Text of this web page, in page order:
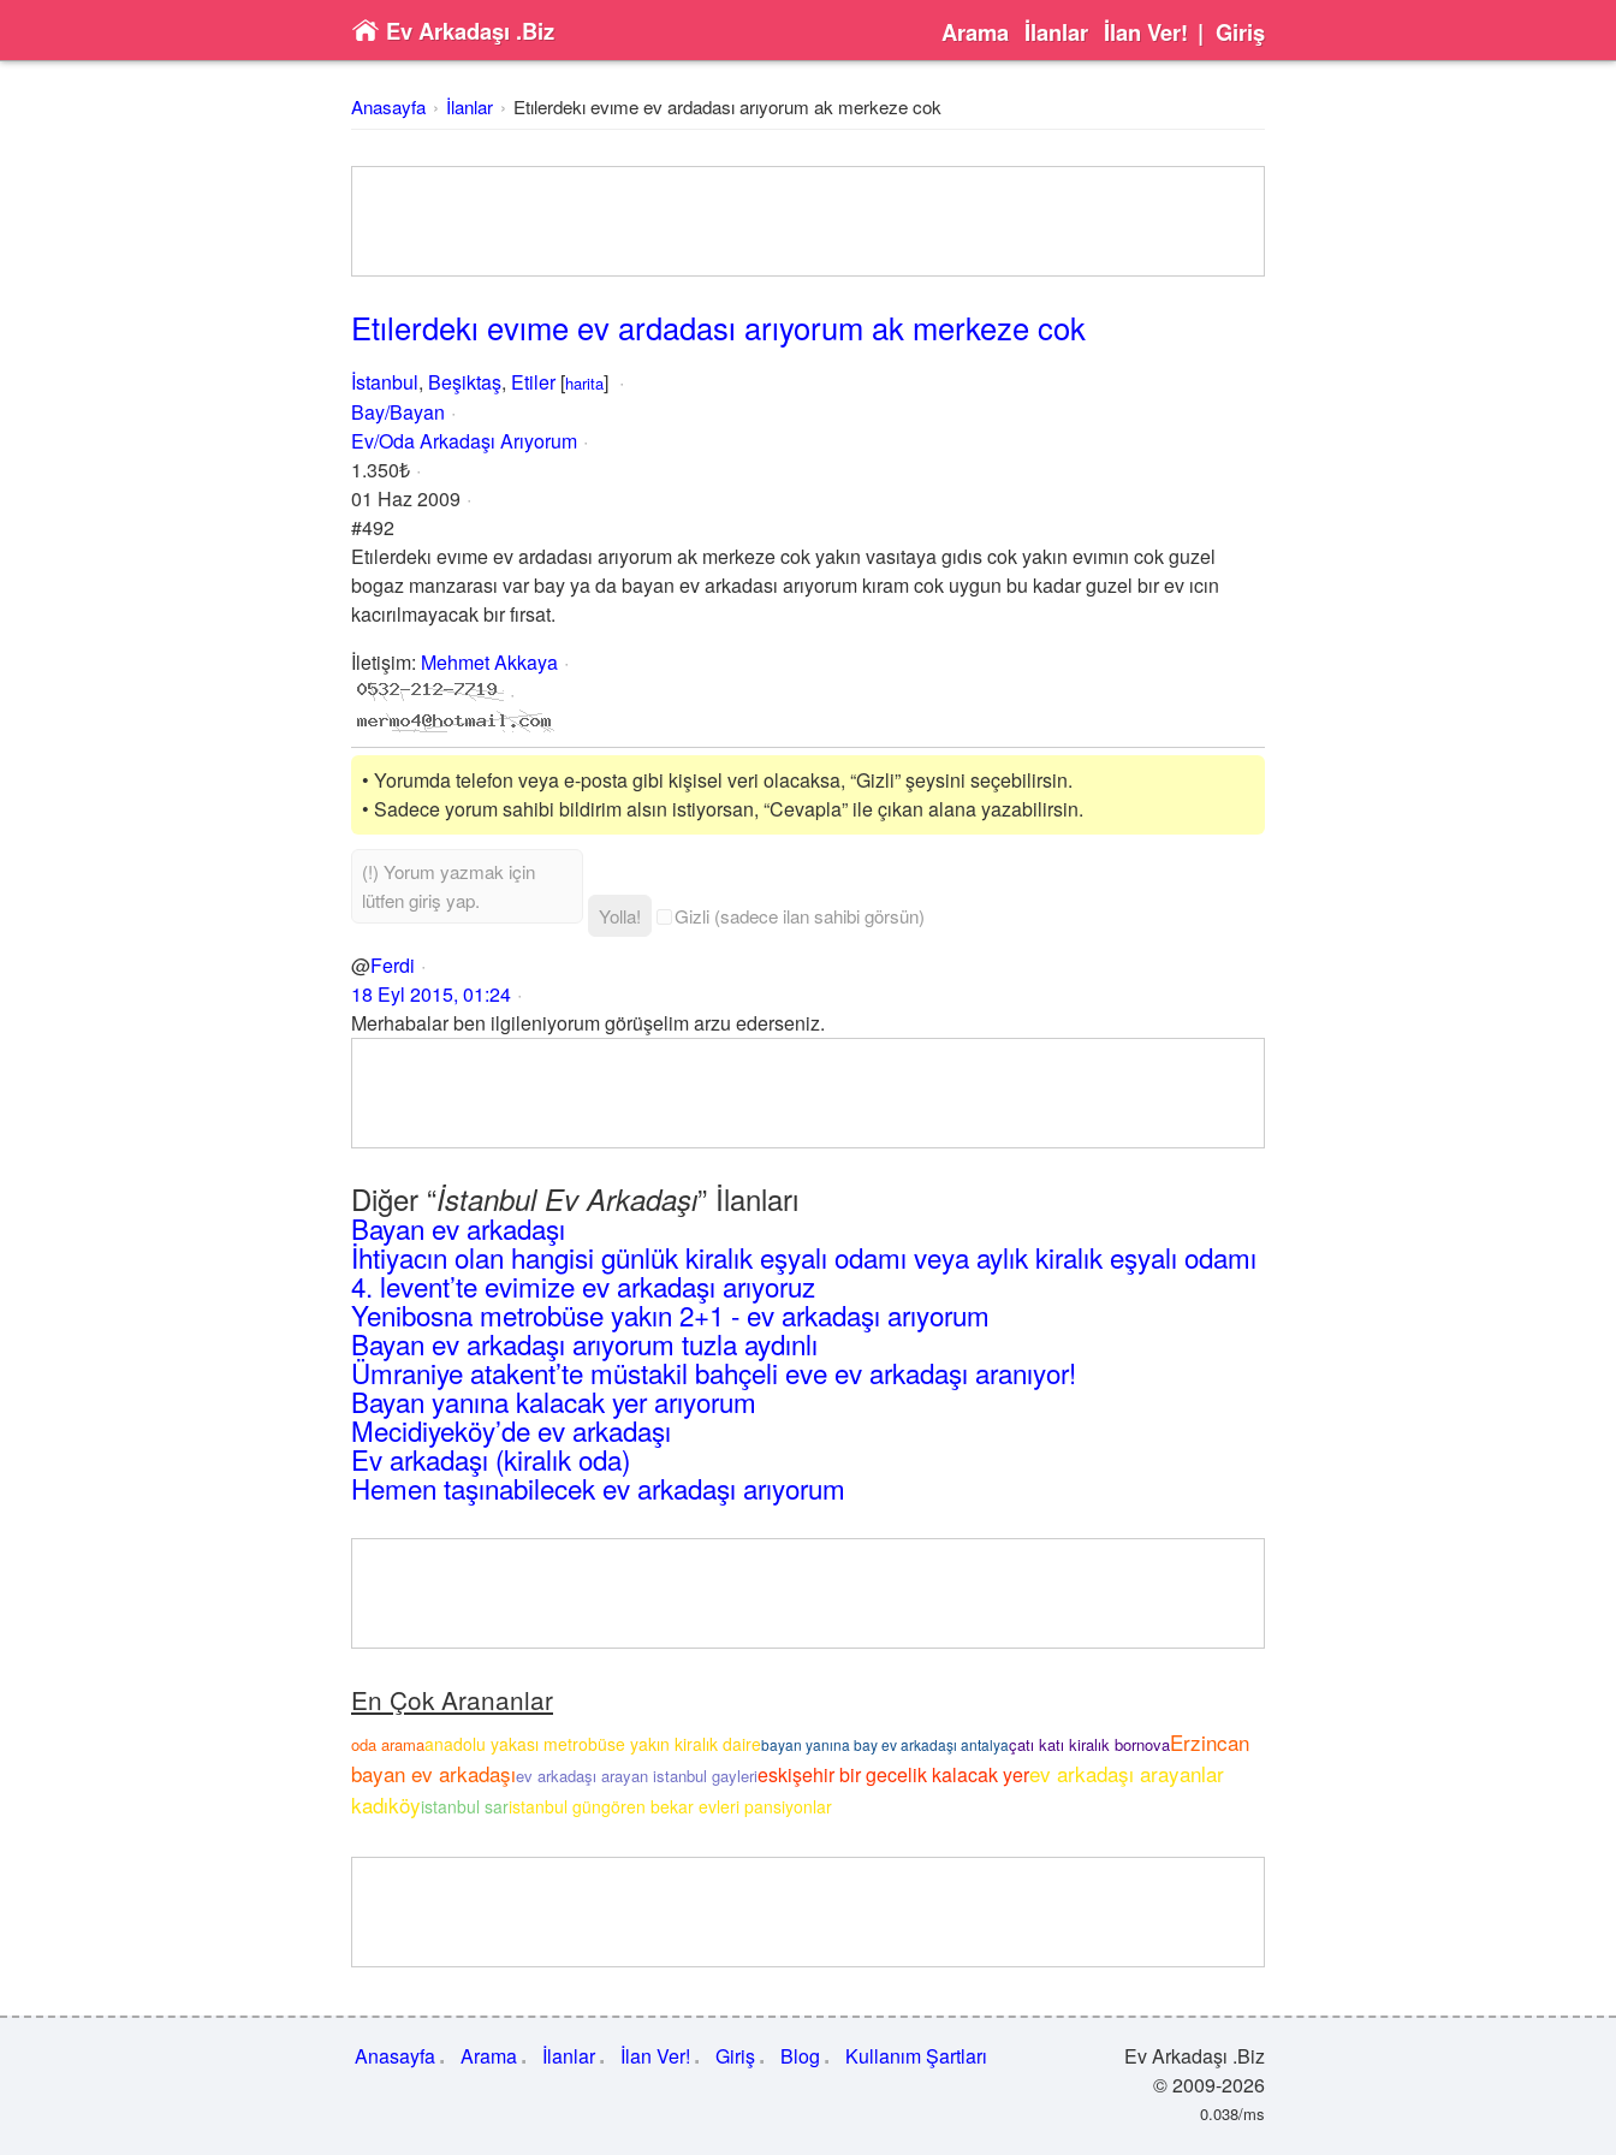
Ev Arkadaşı .Biz Arama İlanlar İlan Ver! | Giriş
Anasayfa İlanlar Etılerdekı evıme ev ardadası arıyorum ak merkeze cok
Etılerdekı evıme ev ardadası arıyorum ak merkeze cok
İstanbul, Beşiktaş, Etiler[harita]
Bay/Bayan
Ev/Oda Arkadaşı Arıyorum
1.350₺
01 Haz 2009
#492
Etılerdekı evıme ev ardadası arıyorum ak merkeze cok yakın vasıtaya gıdıs cok yakın evımın cok guzel
bogaz manzarası var bay ya da bayan ev arkadası arıyorum kıram cok uygun bu kadar guzel bır ev ıcın
kacırılmayacak bır fırsat.
İletişim: Mehmet Akkaya
• Yorumda telefon veya e-posta gibi kişisel veri olacaksa, “Gizli” şeysini seçebilirsin.
• Sadece yorum sahibi bildirim alsın istiyorsan, “Cevapla” ile çıkan alana yazabilirsin.
Yolla! Gizli (sadece ilan sahibi görsün)
@Ferdi
18 Eyl 2015, 01:24
Merhabalar ben ilgileniyorum görüşelim arzu ederseniz.
Diğer “İstanbul Ev Arkadaşı” İlanları
Bayan ev arkadaşı
İhtiyacın olan hangisi günlük kiralık eşyalı odamı veya aylık kiralık eşyalı odamı
4. levent’te evimize ev arkadaşı arıyoruz
Yenibosna metrobüse yakın 2+1 - ev arkadaşı arıyorum
Bayan ev arkadaşı arıyorum tuzla aydınlı
Ümraniye atakent’te müstakil bahçeli eve ev arkadaşı aranıyor!
Bayan yanına kalacak yer arıyorum
Mecidiyeköy’de ev arkadaşı
Ev arkadaşı (kiralık oda)
Hemen taşınabilecek ev arkadaşı arıyorum
En Çok Arananlar
oda aramaanadolu yakası metrobüse yakın kiralık dairebayan yanına bay ev arkadaşı antalyaçatı katı kiralık bornovaErzincan
bayan ev arkadaşıev arkadaşı arayan istanbul gaylerieskişehir bir gecelik kalacak yerev arkadaşı arayanlar
kadıköyistanbul saristanbul güngören bekar evleri pansiyonlar
Anasayfa Arama İlanlar İlan Ver! Giriş Blog Kullanım Şartları
Ev Arkadaşı .Biz
© 2009-2026
0.038/ms